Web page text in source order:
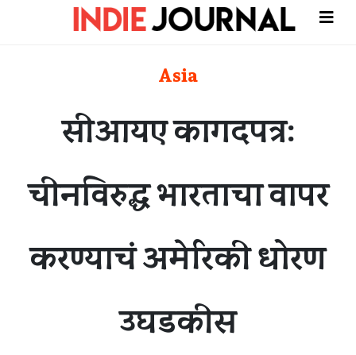
Asia
सीआयए कागदपत्र:
चीनविरुद्ध भारताचा वापर
करण्याचं अमेरिकी धोरण
उघडकीस